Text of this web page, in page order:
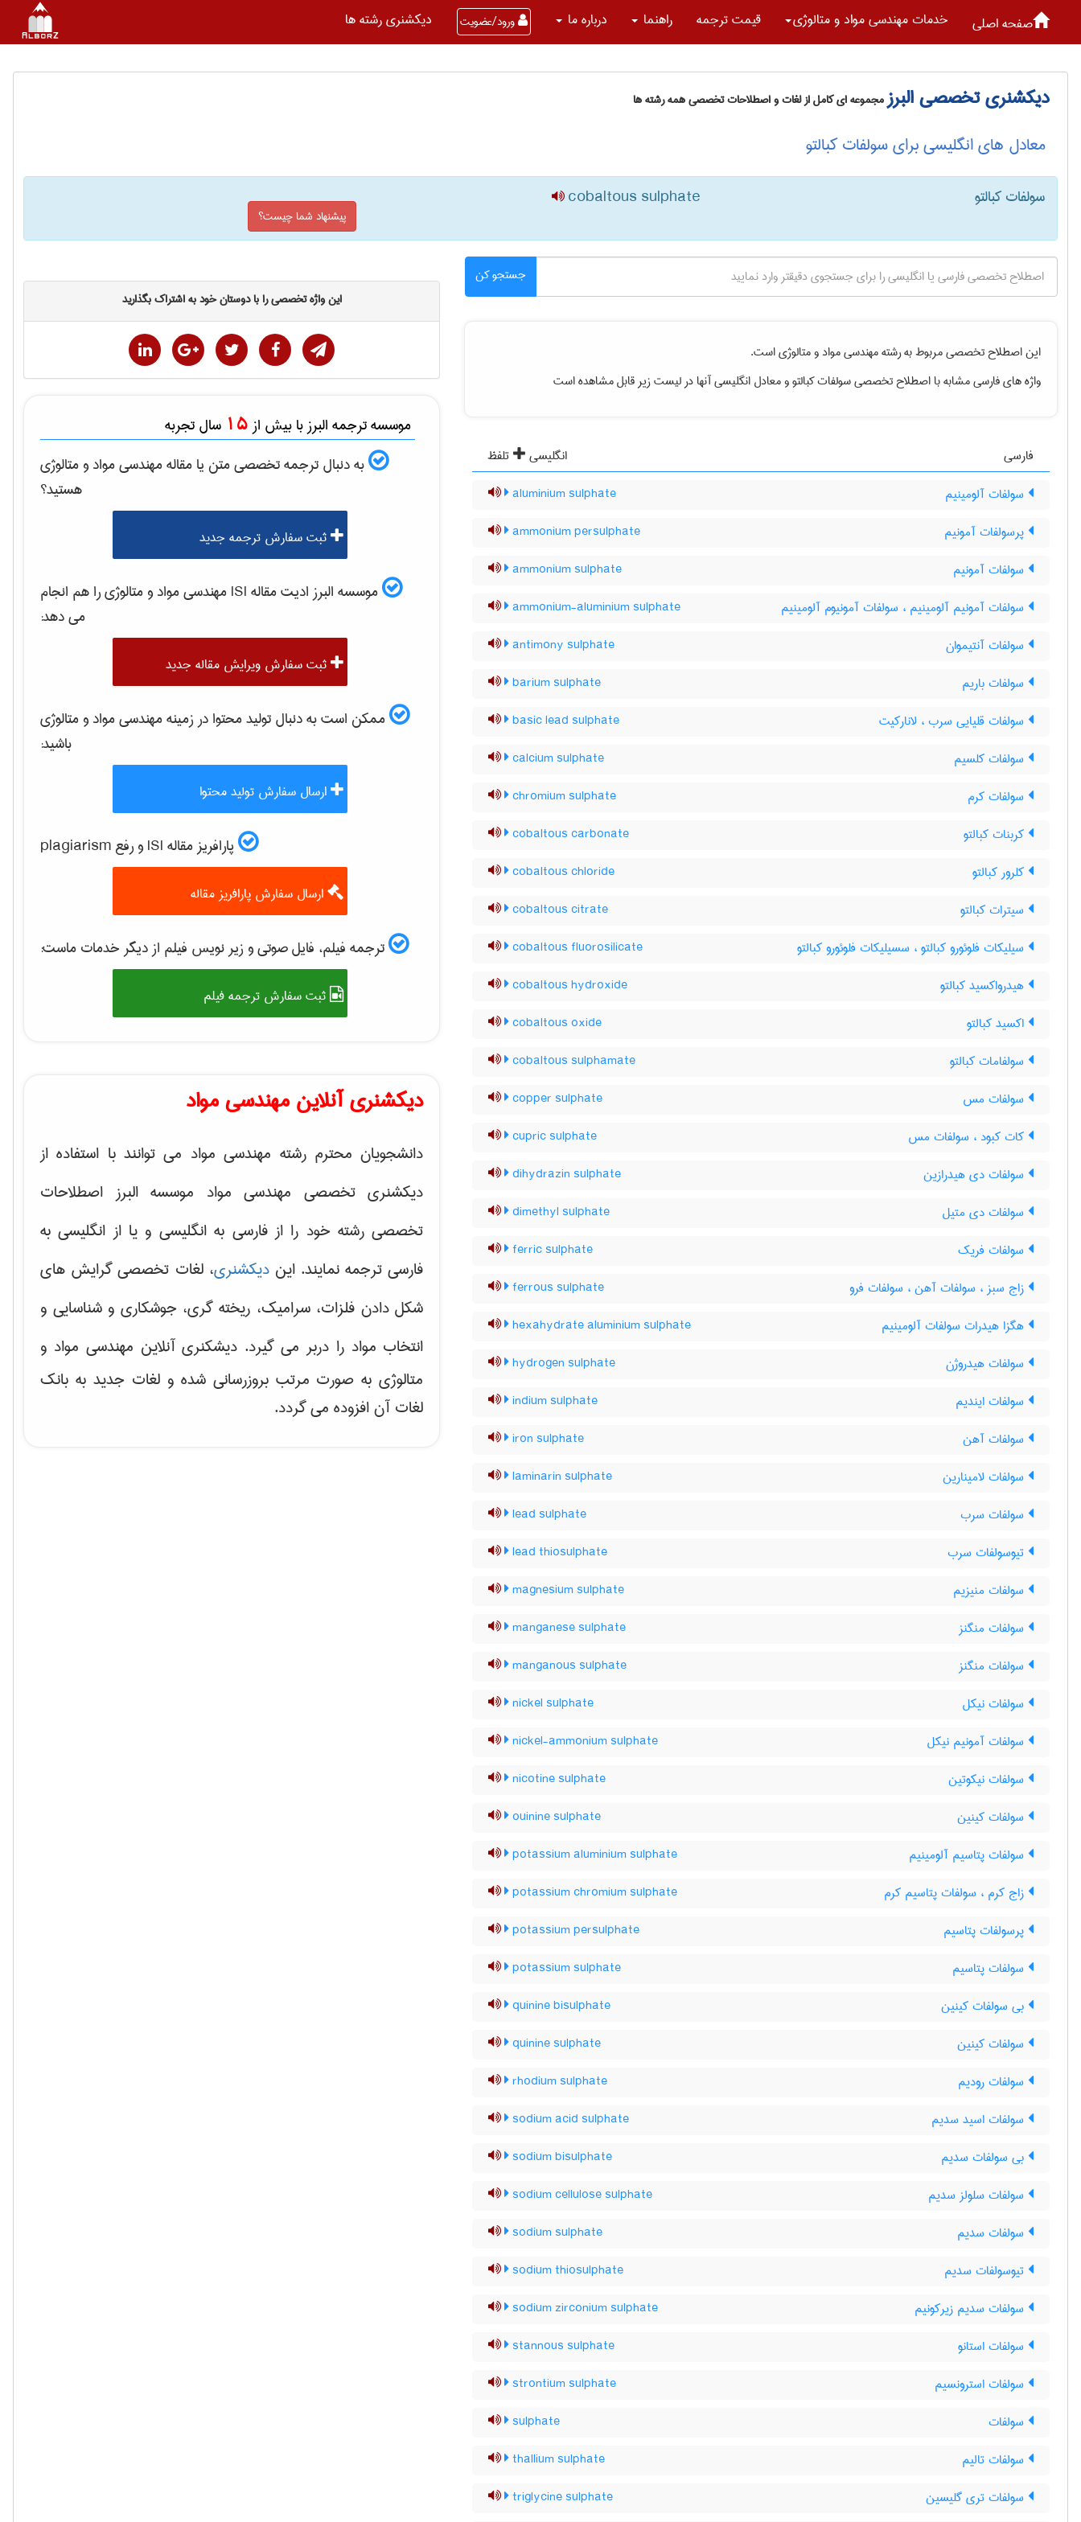
صفحه اصلی خدمات مهندسی مواد و متالوژی قیمت ترجمه راهنما درباره ما ورود/عضویت دیکشنری رشته ها
دیکشنری تخصصی البرزمجموعه ای کامل از لغات و اصطلاحات تخصصی همه رشته ها
معادل های انگلیسی برای سولفات کبالتو
سولفات کبالتو cobaltous sulphate
پیشنهاد شما چیست؟
جستجو کن
این اصطلاح تخصصی مربوط به رشتهمهندسی مواد و متالوژیاست.
واژه های فارسی مشابه با اصطلاح تخصصیسولفات کبالتوو معادل انگلیسی آنها در لیست زیر قابل مشاهده است
فارسی انگلیسی
تلفظ
سولفات آلومینیم
aluminium sulphate
پرسولفات آمونیم ammonium persulphate
سولفات آمونیم ammonium sulphate
سولفات آمونیم آلومینیم ، سولفات آمونیوم آلومینیم ammonium-aluminium sulphate
سولفات آنتیموان antimony sulphate
سولفات باریم barium sulphate
سولفات قلیایی سرب ، لانارکیت basic lead sulphate
سولفات کلسیم calcium sulphate
سولفات کرم chromium sulphate
کربنات کبالتو cobaltous carbonate
کلرور کبالتو cobaltous chloride
سیترات کبالتو cobaltous citrate
سیلیکات فلوئورو کبالتو ، سسیلیکات فلوئورو کبالتو cobaltous fluorosilicate
هیدرواکسید کبالتو cobaltous hydroxide
اکسید کبالتو cobaltous oxide
سولفامات کبالتو cobaltous sulphamate
سولفات مس copper sulphate
کات کبود ، سولفات مس cupric sulphate
سولفات دی هیدرازین dihydrazin sulphate
سولفات دی متیل dimethyl sulphate
سولفات فریک ferric sulphate
زاج سبز ، سولفات آهن ، سولفات فرو ferrous sulphate
هگزا هیدرات سولفات آلومینیم hexahydrate aluminium sulphate
سولفات هیدروژن hydrogen sulphate
سولفات ایندیم indium sulphate
سولفات آهن iron sulphate
سولفات لامینارین laminarin sulphate
سولفات سرب lead sulphate
تیوسولفات سرب lead thiosulphate
سولفات منیزیم magnesium sulphate
سولفات منگنز manganese sulphate
سولفات منگنز manganous sulphate
سولفات نیکل nickel sulphate
سولفات آمونیم نیکل nickel-ammonium sulphate
سولفات نیکوتین nicotine sulphate
سولفات کینین ouinine sulphate
سولفات پتاسیم آلومینیم potassium aluminium sulphate
زاج کرم ، سولفات پتاسیم کرم potassium chromium sulphate
پرسولفات پتاسیم potassium persulphate
سولفات پتاسیم potassium sulphate
بی سولفات کینین quinine bisulphate
سولفات کینین quinine sulphate
سولفات رودیم rhodium sulphate
سولفات اسید سدیم sodium acid sulphate
بی سولفات سدیم sodium bisulphate
سولفات سلولز سدیم sodium cellulose sulphate
سولفات سدیم sodium sulphate
تیوسولفات سدیم sodium thiosulphate
سولفات سدیم زیرکونیم sodium zirconium sulphate
سولفات استانو stannous sulphate
سولفات استرونسیم strontium sulphate
سولفات sulphate
سولفات تالیم thallium sulphate
سولفات تری گلیسین triglycine sulphate
این واژه تخصصی را با دوستان خود به اشتراک بگذارید
موسسه ترجمه البرز با بیش از 15 سال تجربه
به دنبال ترجمه تخصصی متن یا مقالهمهندسی مواد و متالوژی
هستید؟
ثبت سفارش ترجمه جدید
موسسه البرز ادیت مقاله ISI مهندسی مواد و متالوژیرا هم انجام
می دهد:
ثبت سفارش ویرایش مقاله جدید
ممکن است به دنبال تولید محتوا در زمینهمهندسی مواد و متالوژی
باشید:
ارسال سفارش تولید محتوا
پارافریز مقاله ISI و رفع plagiarism
ارسال سفارش پارافریز مقاله
ترجمه فیلم، فایل صوتی و زیر نویس فیلم از دیگر خدمات ماست:
ثبت سفارش ترجمه فیلم
دیکشنری آنلاین مهندسی مواد
دانشجویان محترم رشته مهندسی مواد می توانند با استفاده از
دیکشنری تخصصی مهندسی مواد موسسه البرز اصطلاحات
تخصصی رشته خود را از فارسی به انگلیسی و یا از انگلیسی به
فارسی ترجمه نمایند. ایندیکشنری، لغات تخصصی گرایش های
شکل دادن فلزات، سرامیک، ریخته گری، جوشکاری و شناسایی و
انتخاب مواد را دربر می گیرد. دیشکنری آنلاین مهندسی مواد و
متالوژی به صورت مرتب بروزرسانی شده و لغات جدید به بانک
لغات آن افزوده می گردد.